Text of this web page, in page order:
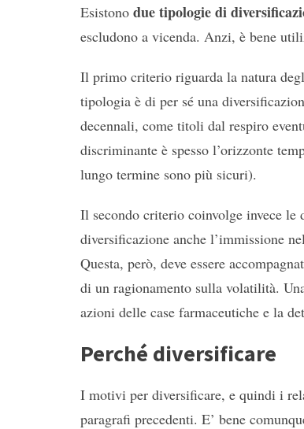
Esistono due tipologie di
escludono a vicenda. Anzi, è bene
Il primo criterio riguarda la natura
tipologia è di per sé una
decennali, come titoli dal respiro
discriminante è spesso l’orizzonte
lungo termine sono più sicuri).
Il secondo criterio coinvolge invece le
diversificazione anche l’immissione
Questa, però, deve essere
di un ragionamento sulla volatilità.
azioni delle case farmaceutiche e la
Perché diversificare
I motivi per diversificare, e quindi i
paragrafi precedenti. E’ bene